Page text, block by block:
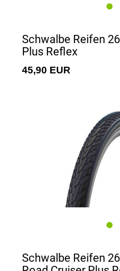
Schwalbe Reifen
Plus Reflex
45,90 EUR
Schwalbe Reifen